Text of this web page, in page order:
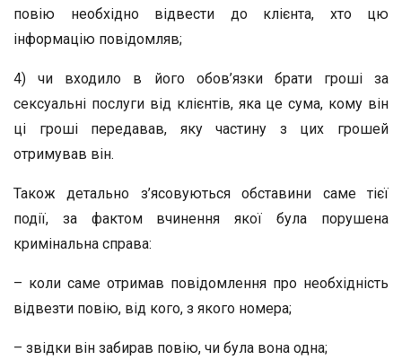
повію необхідно відвести до клієнта, хто цю
інформацію повідомляв;
4) чи входило в його обов’язки брати гроші за
сексуальні послуги від клієнтів, яка це сума, кому він
ці гроші передавав, яку частину з цих грошей
отримував він.
Також детально з’ясовуються обставини саме тієї
події, за фактом вчинення якої була порушена
кримінальна справа:
– коли саме отримав повідомлення про необхідність
відвезти повію, від кого, з якого номера;
– звідки він забирав повію, чи була вона одна;